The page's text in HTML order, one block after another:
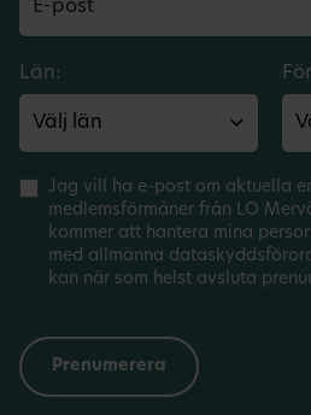
Län:
Jag vill ha e-post om aktuella
medlemsförmåner från LO
kommer att hantera mina
med allmänna
kan när som helst avsluta